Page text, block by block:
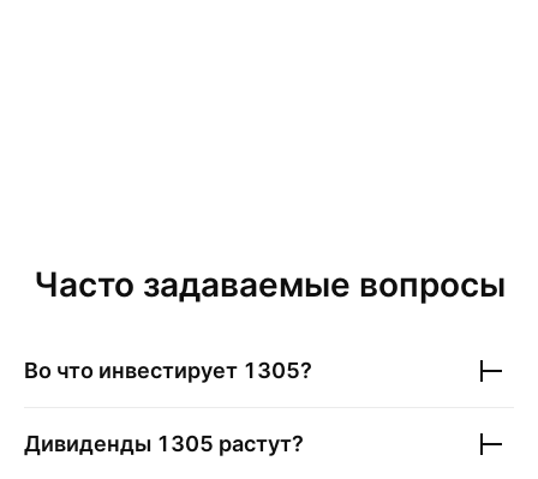
Часто задаваемые вопросы
Во что инвестирует 1305?
Дивиденды 1305 растут?